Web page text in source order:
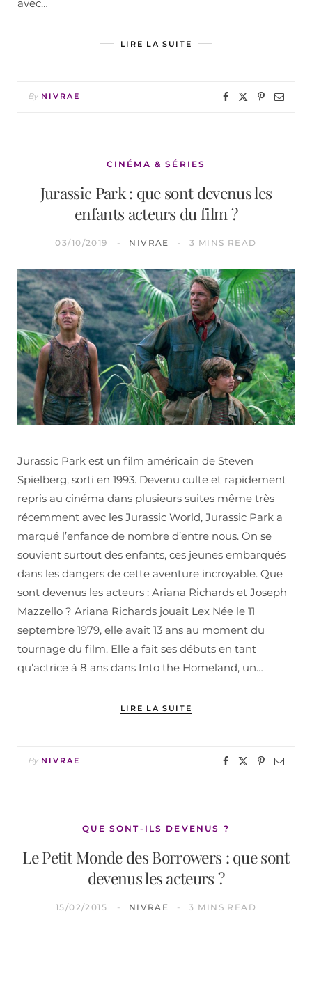
avec…
LIRE LA SUITE
By NIVRAE
CINÉMA & SÉRIES
Jurassic Park : que sont devenus les
enfants acteurs du film ?
03/10/2019 NIVRAE 3 MINS READ
Jurassic Park est un film américain de Steven
Spielberg, sorti en 1993. Devenu culte et rapidement
repris au cinéma dans plusieurs suites même très
récemment avec les Jurassic World, Jurassic Park a
marqué l’enfance de nombre d’entre nous. On se
souvient surtout des enfants, ces jeunes embarqués
dans les dangers de cette aventure incroyable. Que
sont devenus les acteurs : Ariana Richards et Joseph
Mazzello ? Ariana Richards jouait Lex Née le 11
septembre 1979, elle avait 13 ans au moment du
tournage du film. Elle a fait ses débuts en tant
qu’actrice à 8 ans dans Into the Homeland, un…
LIRE LA SUITE
By NIVRAE
QUE SONT-ILS DEVENUS ?
Le Petit Monde des Borrowers : que sont
devenus les acteurs ?
15/02/2015 NIVRAE 3 MINS READ